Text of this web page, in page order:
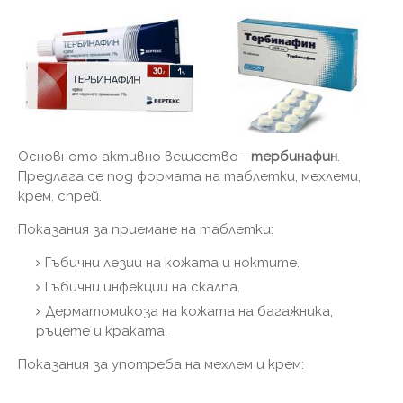
Основното активно вещество - тербинафин.
Предлага се под формата на таблетки, мехлеми,
крем, спрей.
Показания за приемане на таблетки:
Гъбични лезии на кожата и ноктите.
Гъбични инфекции на скалпа.
Дерматомикоза на кожата на багажника,
ръцете и краката.
Показания за употреба на мехлем и крем: